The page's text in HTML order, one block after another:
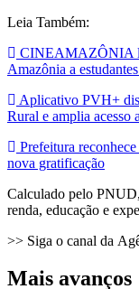
Leia Também:
CINEAMAZÔNIA
Amazônia a
Aplicativo PVH+
Rural e amplia acesso
Prefeitura
nova gratificação
Calculado pelo
renda, educação e
>> Siga o canal da
Mais avanços